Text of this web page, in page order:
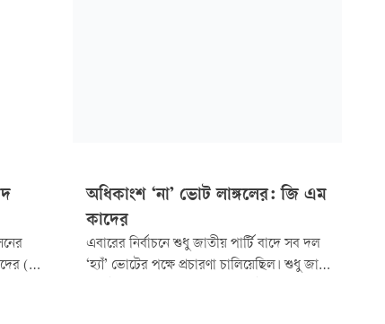
(জি
অধিকাংশ ‘না’ ভোট লাঙ্গলের: জি এম
কাদের
এবারের নির্বাচনে শুধু জাতীয় পার্টি বাদে সব দল
‘হ্যাঁ’ ভোটের পক্ষে প্রচারণা চালিয়েছিল। শুধু জাতীয়